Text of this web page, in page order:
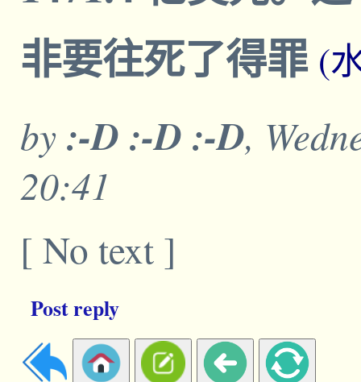
非要往死了得罪 (
by :-D :-D :-D,
20:41
[ No text ]
Post reply